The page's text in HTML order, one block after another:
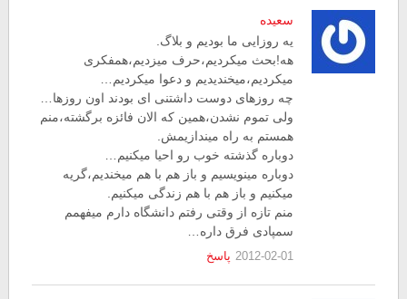
سعیده
یه روزایی ما بودیم و بلاگ.
هه!بحث میکردیم،حرف میزدیم،همفکری
میکردیم،میخندیدیم و دعوا میکردیم…
چه روزهای دوست داشتنی ای بودند اون روزها…
ولی تموم نشدن،همین که الان فائزه برگشته،منم
همستم به راه میندازیمش.
دوباره گذشته خوب رو احیا میکنیم…
دوباره مینویسیم و باز هم با هم میخندیم،گریه
میکنیم و باز هم با هم زندگی میکنیم.
منم تازه از وقتی رفتم دانشگاه دارم میفهمم
سمپادی فرق داره…
2012-02-01 پاسخ